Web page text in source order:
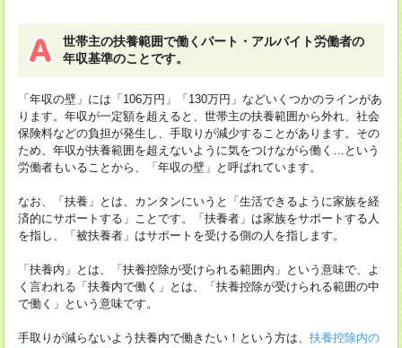
世帯主の扶養範囲で働くパート・アルバイト労働者の
年収基準のことです。
「年収の壁」には「106万円」「130万円」などいくつかのラインがあ
ります。年収が一定額を超えると、世帯主の扶養範囲から外れ、社会
保険料などの負担が発生し、手取りが減少することがあります。その
ため、年収が扶養範囲を超えないように気をつけながら働く…という
労働者もいることから、「年収の壁」と呼ばれています。
なお、「扶養」とは、カンタンにいうと「生活できるように家族を経
済的にサポートする」ことです。「扶養者」は家族をサポートする人
を指し、「被扶養者」はサポートを受ける側の人を指します。
「扶養内」とは、「扶養控除が受けられる範囲内」という意味で、よ
く言われる「扶養内で働く」とは、「扶養控除が受けられる範囲の中
で働く」という意味です。
手取りが減らないよう扶養内で働きたい！という方は、 扶養控除内の